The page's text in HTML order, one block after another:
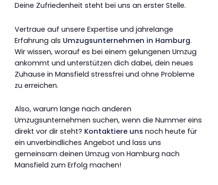
Deine Zufriedenheit steht bei uns an erster Stelle.
Vertraue auf unsere Expertise und jahrelange
Erfahrung als Umzugsunternehmen in Hamburg.
Wir wissen, worauf es bei einem gelungenen Umzug
ankommt und unterstützen dich dabei, dein neues
Zuhause in Mansfield stressfrei und ohne Probleme
zu erreichen.
Also, warum lange nach anderen
Umzugsunternehmen suchen, wenn die Nummer eins
direkt vor dir steht? Kontaktiere uns noch heute für
ein unverbindliches Angebot und lass uns
gemeinsam deinen Umzug von Hamburg nach
Mansfield zum Erfolg machen!